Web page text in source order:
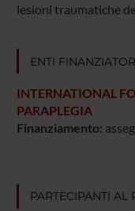
lesioni traumatiche
ENTI
INTERNATIONAL
PARAPLEGIA
Finanziamento:
PARTECIPANTI AL